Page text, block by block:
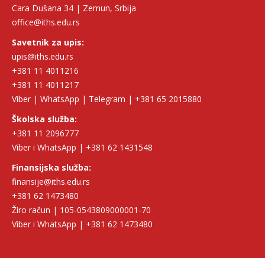
Cara Dušana 34 | Zemun, Srbija
office@iths.edu.rs
Savetnik za upis:
upis@iths.edu.rs
+381 11 4011216
+381 11 4011217
Viber | WhatsApp | Telegram | +381 65 2015880
Školska služba:
+381 11 2096777
Viber i WhatsApp | +381 62 1431548
Finansijska služba:
finansije@iths.edu.rs
+381 62 1473480
Žiro račun | 105-0543809000001-70
Viber i WhatsApp | +381 62 1473480